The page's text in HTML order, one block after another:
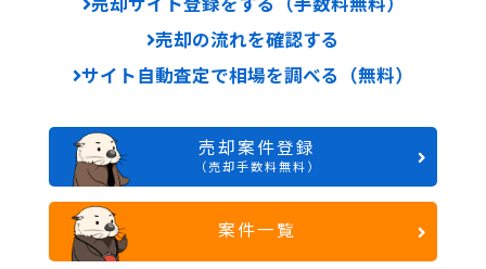
売却の流れを確認する
サイト自動査定で相場を調べる（無料）
売却案件登録
（売却手数料無料）
案件一覧